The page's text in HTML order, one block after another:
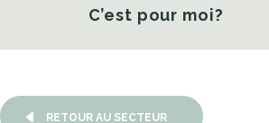
C’est pour moi?
RETOUR AU SECTEUR